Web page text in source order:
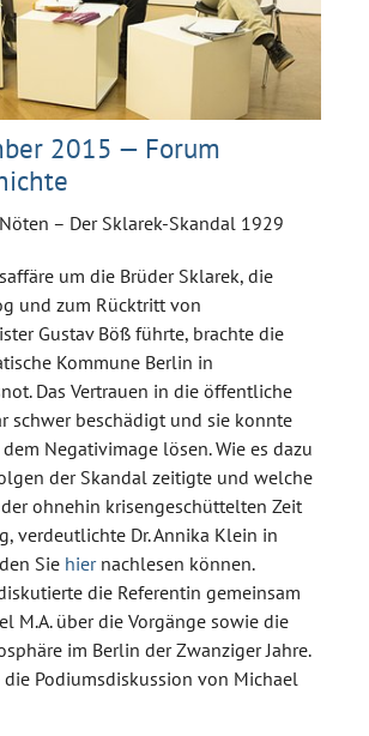
2015 — Forum
– Der Sklarek-Skandal 1929
um die Brüder Sklarek, die
und zum Rücktritt von
Gustav Böß führte, brachte die
Kommune Berlin in
Das Vertrauen in die öffentliche
schwer beschädigt und sie konnte
Negativimage lösen. Wie es dazu
der Skandal zeitigte und welche
ohnehin krisengeschüttelten Zeit
verdeutlichte Dr. Annika Klein in
Sie hiernachlesen können.
die Referentin gemeinsam
M.A. über die Vorgänge sowie die
im Berlin der Zwanziger Jahre.
Podiumsdiskussion von Michael